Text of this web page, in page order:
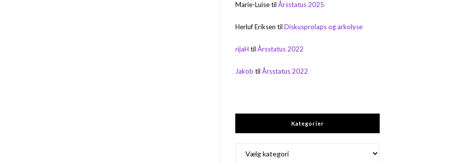
Marie-LuisetilÅrsstatus 2025
Herluf Eriksen tilDiskusprolaps og arkolyse
rijaH tilÅrsstatus 2022
Jakob tilÅrsstatus 2022
Kategorier